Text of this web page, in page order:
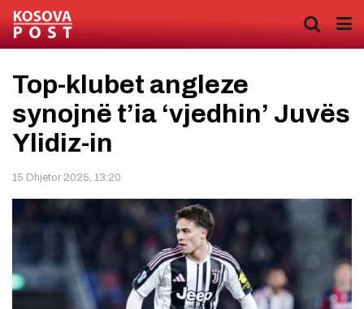
Top-klubet angleze
synojnë t’ia ‘vjedhin’ Juvës
Ylidiz-in
15 Dhjetor 2025, 13:20